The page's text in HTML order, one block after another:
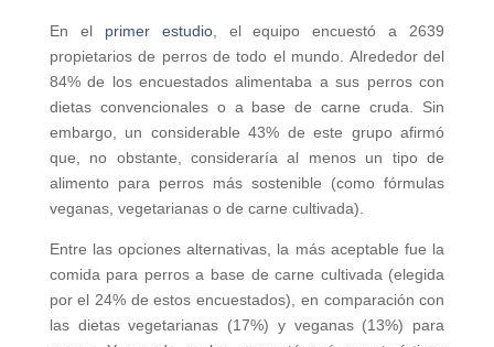
En el primer estudio, el equipo encuestó a 2639
propietarios de perros de todo el mundo. Alrededor del
84% de los encuestados alimentaba a sus perros con
dietas convencionales o a base de carne cruda. Sin
embargo, un considerable 43% de este grupo afirmó
que, no obstante, consideraría al menos un tipo de
alimento para perros más sostenible (como fórmulas
veganas, vegetarianas o de carne cultivada).
Entre las opciones alternativas, la más aceptable fue la
comida para perros a base de carne cultivada (elegida
por el 24% de estos encuestados), en comparación con
las dietas vegetarianas (17%) y veganas (13%) para